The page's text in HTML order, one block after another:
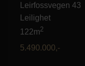
Leirfossvegen 43
Leilighet
122m2
5.490.000,-